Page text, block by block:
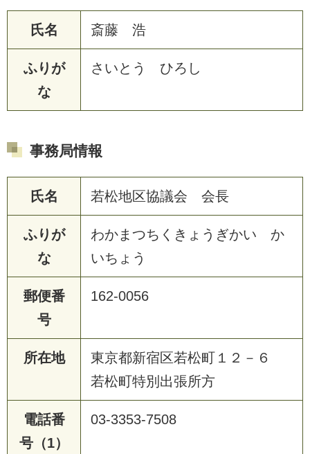
氏名 斎藤 浩
ふりが
な
さいとう ひろし
事務局情報
氏名 若松地区協議会 会長
ふりが
な
わかまつちくきょうぎかい か
いちょう
郵便番
号
162-0056
所在地
東京都新宿区若松町１２－６
若松町特別出張所方
電話番
号（1）
03-3353-7508